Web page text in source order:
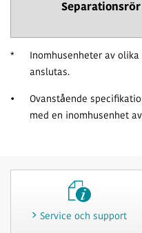
Separationsrör
*
Inomhusenheter av
anslutas.
•
Ovanstående
med en inomhusenhet
Service och support